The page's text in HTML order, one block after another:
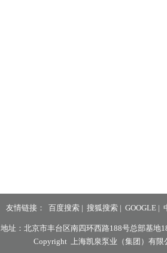
友情链接：百度搜索 |搜狐搜索 |GOOGLE |
地址：北京市丰台区南四环西路188号总部基地
Copyright 上海凯泉泵业（集团）有